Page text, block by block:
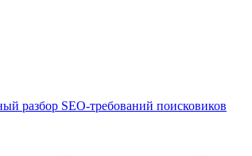
разбор SEO-требований поисковиков